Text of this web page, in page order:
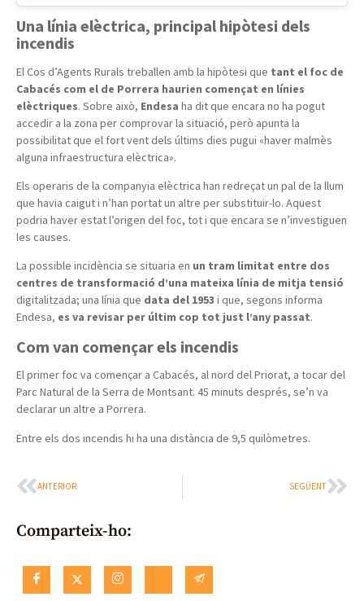
Una línia elèctrica, principal hipòtesi dels
incendis
El Cos d’Agents Rurals treballen amb la hipòtesi que tant el foc de
Cabacés com el de Porrera haurien començat en línies
elèctriques. Sobre això, Endesa ha dit que encara no ha pogut
accedir a la zona per comprovar la situació, però apunta la
possibilitat que el fort vent dels últims dies pugui «haver malmès
alguna infraestructura elèctrica».
Els operaris de la companyia elèctrica han redreçat un pal de la llum
que havia caigut i n’han portat un altre per substituir-lo. Aquest
podria haver estat l’origen del foc, tot i que encara se n’investiguen
les causes.
La possible incidència se situaria en un tram limitat entre dos
centres de transformació d’una mateixa línia de mitja tensió
digitalitzada; una línia que data del 1953 i que, segons informa
Endesa, es va revisar per últim cop tot just l’any passat.
Com van començar els incendis
El primer foc va començar a Cabacés, al nord del Priorat, a tocar del
Parc Natural de la Serra de Montsant. 45 minuts després, se’n va
declarar un altre a Porrera.
Entre els dos incendis hi ha una distància de 9,5 quilòmetres.
ANTERIOR SEGÜENT
Comparteix-ho: